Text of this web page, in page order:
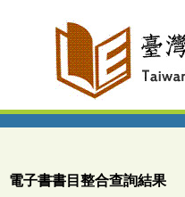
電子書書目整合查詢結果